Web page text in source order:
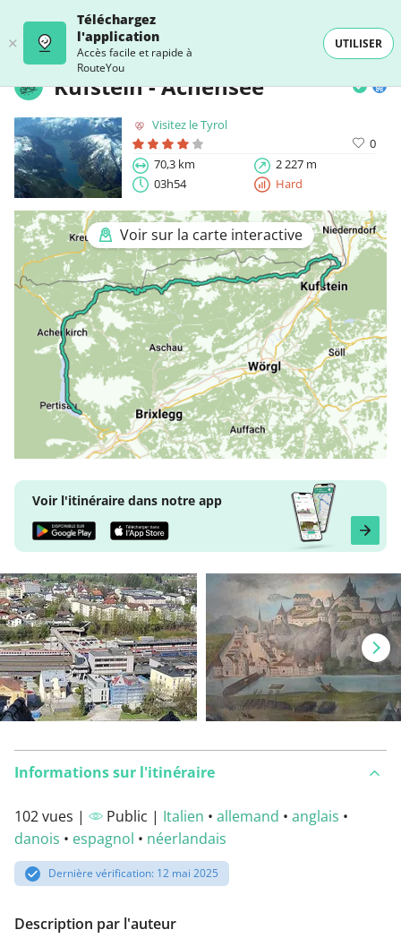
Téléchargez
l'application
Accès facile et rapide à
RouteYou
UTILISER
Kufstein - Achensee
Visitez le Tyrol
0
70,3 km
2 227 m
03h54
Hard
Voir sur la carte interactive
Voir l'itinéraire dans notre app
Informations sur l'itinéraire
102 vues | Public | Italien • allemand • anglais •
danois • espagnol • néerlandais
Dernière vérification: 12 mai 2025
Description par l'auteur